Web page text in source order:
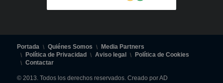
Portada Quiénes Somos
Media Partners
Política de Privacidad
Aviso legal
Política de Cookies
Contactar
© 2013. Todos los derechos reservados. Creado por AD